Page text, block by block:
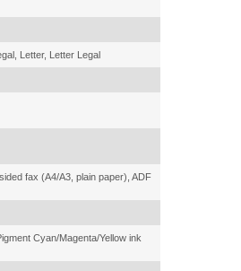
Letter, Letter Legal
fax (A4/A3, plain paper), ADF
Cyan/Magenta/Yellow ink